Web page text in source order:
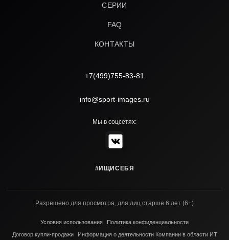
СЕРИИ
FAQ
КОНТАКТЫ
+7(499)755-83-81
info@sport-images.ru
Мы в соцсетях:
#ИЩИСЕБЯ
Разрешено для просмотра, для лиц старше 6 лет (6+)
Условия использования
Политика конфиденциальности
Договор купли-продажи
Информация о деятельности Компании в области ИТ